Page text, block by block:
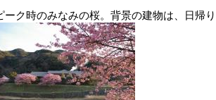
ーク時のみなみの桜。背景の建物は、日帰